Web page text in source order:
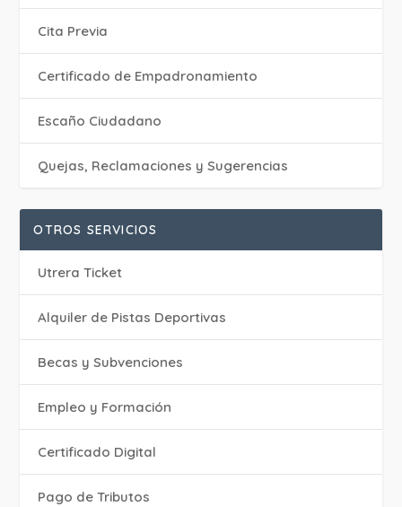
Cita Previa
Certificado de Empadronamiento
Escaño Ciudadano
Quejas, Reclamaciones y Sugerencias
OTROS SERVICIOS
Utrera Ticket
Alquiler de Pistas Deportivas
Becas y Subvenciones
Empleo y Formación
Certificado Digital
Pago de Tributos